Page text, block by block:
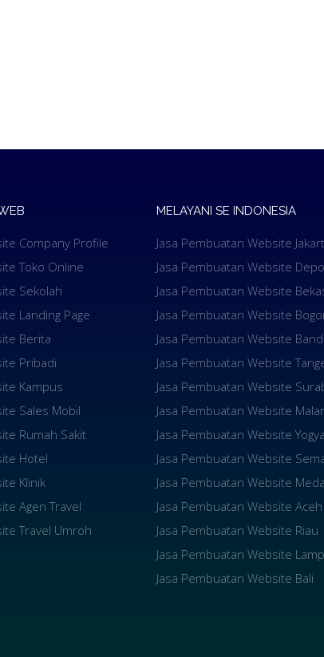
Company Profile
Toko Online
Sekolah
Landing Page
Berita
Pribadi
Kampus
Sales Mobil
Rumah Sakit
Hotel
Klinik
Agen Travel
Travel Umroh
MELAYANI SE INDONESIA
Jasa Pembuatan Website
Jasa Pembuatan Website
Jasa Pembuatan Website
Jasa Pembuatan Website
Jasa Pembuatan Website
Jasa Pembuatan Website
Jasa Pembuatan Website
Jasa Pembuatan Website
Jasa Pembuatan Website
Jasa Pembuatan Website
Jasa Pembuatan Website
Jasa Pembuatan Website Aceh
Jasa Pembuatan Website Riau
Jasa Pembuatan Website
Jasa Pembuatan Website Bali